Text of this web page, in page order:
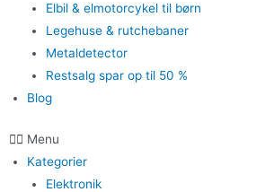
Elbil & elmotorcykel til børn
Legehuse & rutchebaner
Metaldetector
Restsalg spar op til 50 %
Blog
Menu
Kategorier
Elektronik